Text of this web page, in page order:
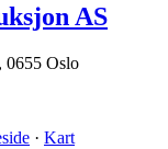
AS
, 0655 Oslo
· Kart